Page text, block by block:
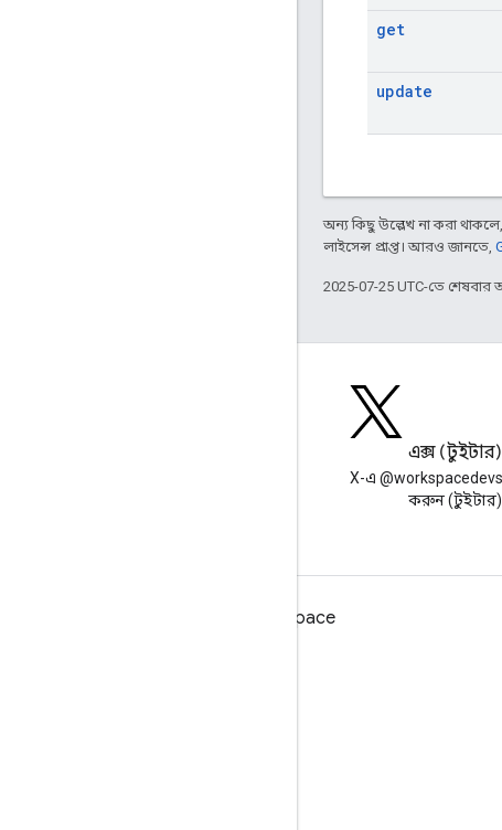
get
update
অন্য কিছু উল্লেখ না করা
লাইসেন্স প্রাপ্ত। আরও জানতে,
2025-07-25 UTC-তে
এক্স (টুইটার)
X-এ
করুন (টুইটার)
ডেভেলপারদের জন্য Google Workspace